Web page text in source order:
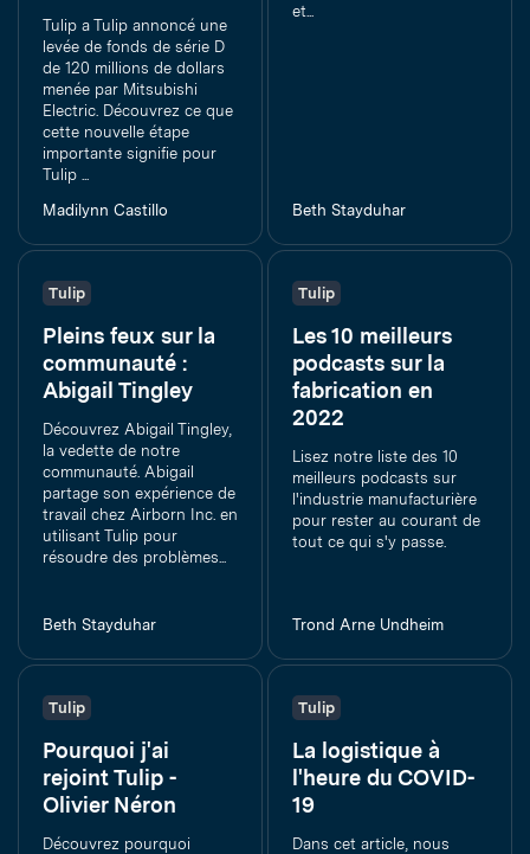
Tulip a Tulip annoncé une
levée de fonds de série D
de 120 millions de dollars
menée par Mitsubishi
Electric. Découvrez ce que
cette nouvelle étape
importante signifie pour
Tulip ...
Madilynn Castillo
et...
Beth Stayduhar
Tulip
Pleins feux sur la
communauté :
Abigail Tingley
Découvrez Abigail Tingley,
la vedette de notre
communauté. Abigail
partage son expérience de
travail chez Airborn Inc. en
utilisant Tulip pour
résoudre des problèmes...
Beth Stayduhar
Tulip
Les 10 meilleurs
podcasts sur la
fabrication en
2022
Lisez notre liste des 10
meilleurs podcasts sur
l'industrie manufacturière
pour rester au courant de
tout ce qui s'y passe.
Trond Arne Undheim
Tulip
Pourquoi j'ai
rejoint Tulip -
Olivier Néron
Découvrez pourquoi
Tulip
La logistique à
l'heure du COVID-
19
Dans cet article, nous